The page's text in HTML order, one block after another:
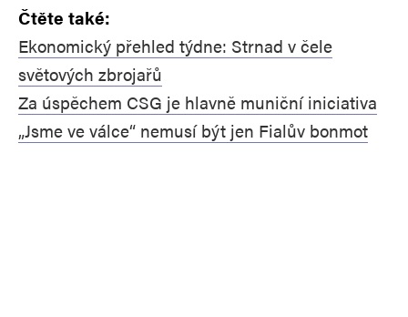
Čtěte také:
Ekonomický přehled týdne: Strnad v čele
světových zbrojařů
Za úspěchem CSG je hlavně muniční iniciativa
„Jsme ve válce“ nemusí být jen Fialův bonmot